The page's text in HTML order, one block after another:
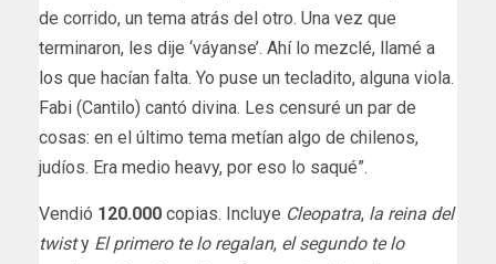
de corrido, un tema atrás del otro. Una vez que
terminaron, les dije ‘váyanse’. Ahí lo mezclé, llamé a
los que hacían falta. Yo puse un tecladito, alguna viola.
Fabi (Cantilo) cantó divina. Les censuré un par de
cosas: en el último tema metían algo de chilenos,
judíos. Era medio heavy, por eso lo saqué”.
Vendió 120.000 copias. Incluye Cleopatra, la reina del
twisty El primero te lo regalan, el segundo te lo